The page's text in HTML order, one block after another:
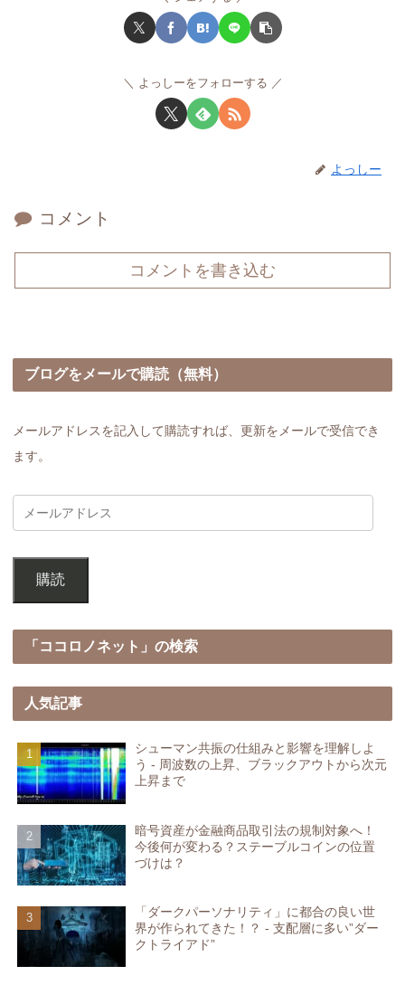
よっしーをフォローする
よっしー
コメント
コメントを書き込む
ブログをメールで購読（無料）
メールアドレスを記入して購読すれば、更新をメールで受信でき
ます。
購読
「ココロノネット」の検索
人気記事
シューマン共振の仕組みと影響を理解しよ
う - 周波数の上昇、ブラックアウトから次元
上昇まで
暗号資産が金融商品取引法の規制対象へ！
今後何が変わる？ステーブルコインの位置
づけは？
「ダークパーソナリティ」に都合の良い世
界が作られてきた！？ - 支配層に多い”ダー
クトライアド”